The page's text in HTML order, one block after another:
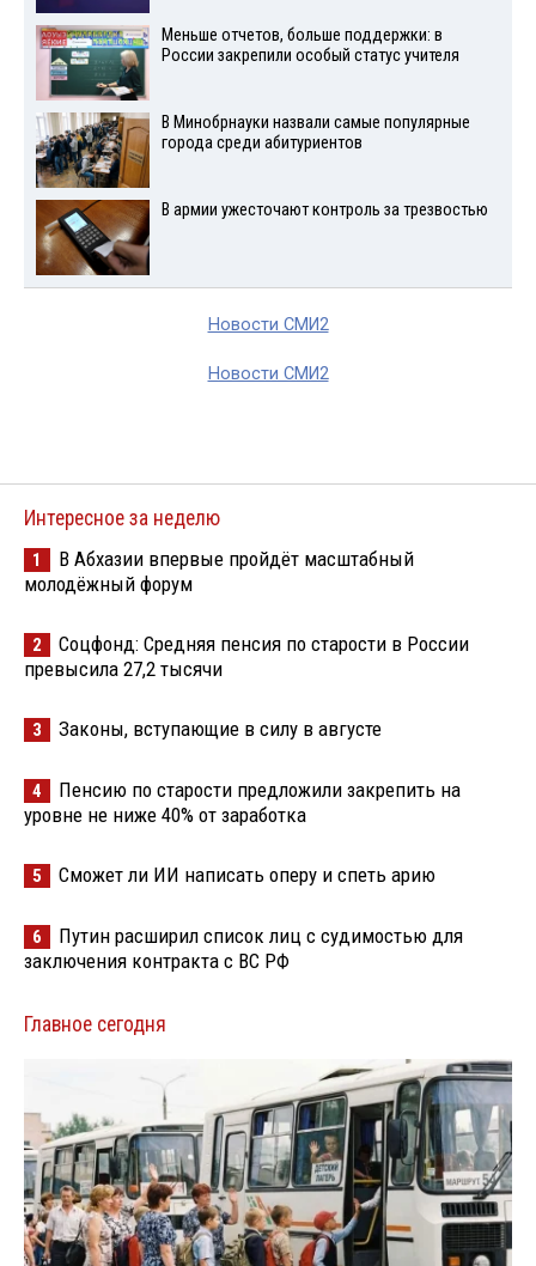
Меньше отчетов, больше поддержки: в
России закрепили особый статус учителя
В Минобрнауки назвали самые популярные
города среди абитуриентов
В армии ужесточают контроль за трезвостью
Новости СМИ2
Новости СМИ2
Интересное за неделю
1
В Абхазии впервые пройдёт масштабный
молодёжный форум
2
Соцфонд: Средняя пенсия по старости в России
превысила 27,2 тысячи
3 Законы, вступающие в силу в августе
4
Пенсию по старости предложили закрепить на
уровне не ниже 40% от заработка
5 Сможет ли ИИ написать оперу и спеть арию
6
Путин расширил список лиц с судимостью для
заключения контракта с ВС РФ
Главное сегодня